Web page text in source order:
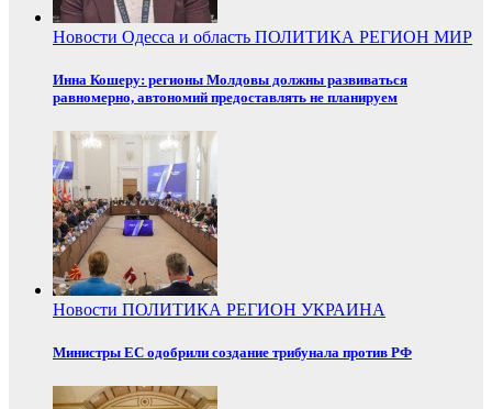
Новости Одесса и область ПОЛИТИКА РЕГИОН МИР
Инна Кошеру: регионы Молдовы должны развиваться
равномерно, автономий предоставлять не планируем
Новости ПОЛИТИКА РЕГИОН УКРАИНА
Министры ЕС одобрили создание трибунала против РФ